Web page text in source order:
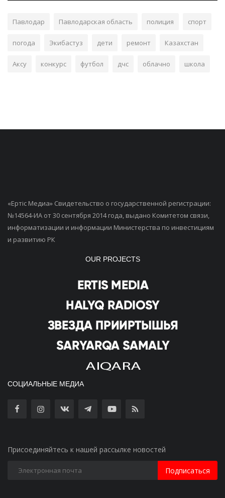
Павлодар Павлодарская область полиция спорт
погода Экибастуз дети ремонт Казахстан
Аксу конкурс футбол дчс облачно школа
«Ертiс Медиа» Свидетельство о государственной регистрации:
№14564-ИА от 30 сентября 2014 года, выдано Комитетом связи,
информатизации и информации Министерства по инвестициям
и развитию РК
OUR PROJECTS
СОЦИАЛЬНЫЕ МЕДИА
Присоединяйтесь к нашей рассылке новостей
Подписаться